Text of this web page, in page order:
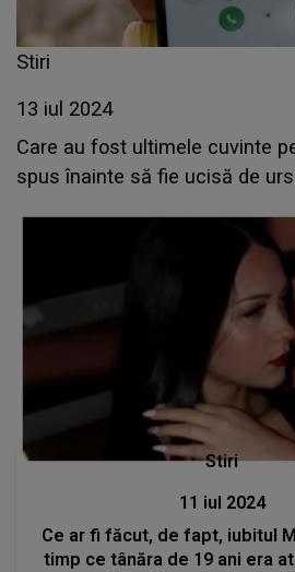
Stiri
13 iul 2024
Care au fost ultimele cuvinte
spus înainte să fie ucisă de
Stiri
11 iul 2024
Ce ar fi făcut, de fapt, iubitul
timp ce tânăra de 19 ani era